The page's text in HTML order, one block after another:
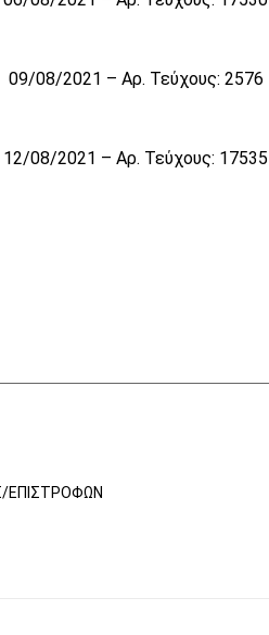
09/08/2021 – Αρ. Τεύχους: 2576
12/08/2021 – Αρ. Τεύχους: 17535
ΕΠΙΣΤΡΟΦΏΝ